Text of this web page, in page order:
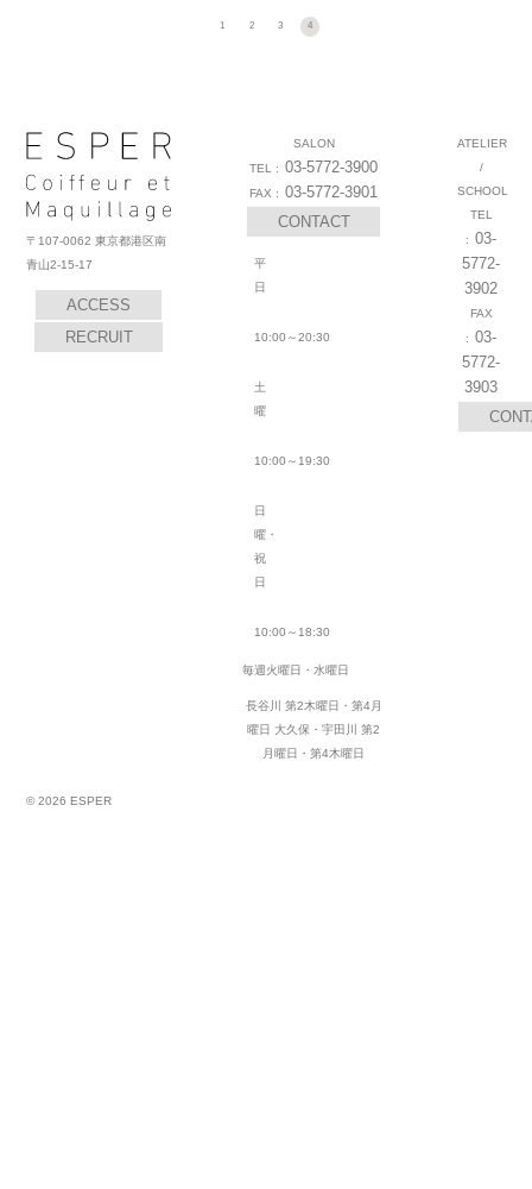
1 2 3 4
〒107-0062 東京都港区南
青山2-15-17
ACCESS
RECRUIT
SALON
03-5772-3900
03-5772-3901
CONTACT
平
日
10:00～20:30
土
曜
10:00～19:30
日
曜・
祝
日
10:00～18:30
毎週火曜日・水曜日
長谷川 第2木曜日・第4月
曜日 大久保・宇田川 第2
月曜日・第4木曜日
ATELIER
/
SCHOOL
03-
5772-
3902
03-
5772-
3903
© 2026 ESPER